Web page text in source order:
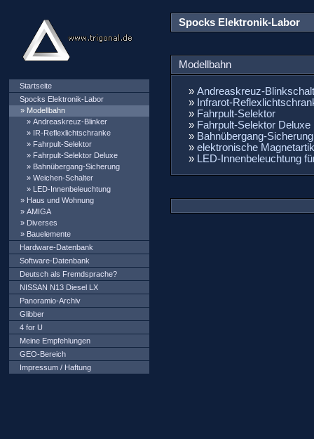
Startseite
Spocks Elektronik-Labor
» Modellbahn
» Andreaskreuz-Blinker
» IR-Reflexlichtschranke
» Fahrpult-Selektor
» Fahrpult-Selektor Deluxe
» Bahnübergang-Sicherung
» Weichen-Schalter
» LED-Innenbeleuchtung
» Haus und Wohnung
» AMIGA
» Diverses
» Bauelemente
Hardware-Datenbank
Software-Datenbank
Deutsch als Fremdsprache?
NISSAN N13 Diesel LX
Panoramio-Archiv
Glibber
4 for U
Meine Empfehlungen
GEO-Bereich
Impressum / Haftung
Spocks Elektronik-Labor
Modellbahn
» Andreaskreuz-
» Infrarot-
» Fahrpult-Selektor
» Fahrpult-Selektor Deluxe
» Bahnübergang-Sicherung
» elektronische
» LED-Innenbeleuchtung